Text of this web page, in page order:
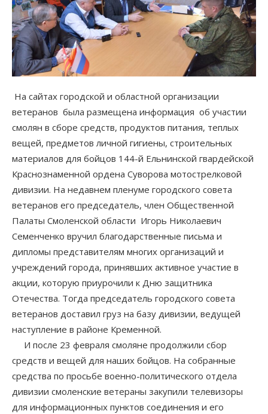
На сайтах городской и областной организации
ветеранов была размещена информация об участии
смолян в сборе средств, продуктов питания, теплых
вещей, предметов личной гигиены, строительных
материалов для бойцов 144-й Ельнинской гвардейской
Краснознаменной ордена Суворова мотострелковой
дивизии. На недавнем пленуме городского совета
ветеранов его председатель, член Общественной
Палаты Смоленской области Игорь Николаевич
Семенченко вручил благодарственные письма и
дипломы представителям многих организаций и
учреждений города, принявших активное участие в
акции, которую приурочили к Дню защитника
Отечества. Тогда председатель городского совета
ветеранов доставил груз на базу дивизии, ведущей
наступление в районе Кременной.
И после 23 февраля смоляне продолжили сбор
средств и вещей для наших бойцов. На собранные
средства по просьбе военно-политического отдела
дивизии смоленские ветераны закупили телевизоры
для информационных пунктов соединения и его